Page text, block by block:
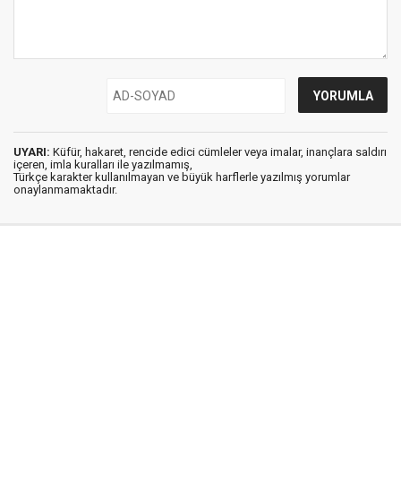
UYARI: Küfür, hakaret, rencide edici cümleler veya imalar, inançlara saldırı
içeren, imla kuralları ile yazılmamış,
Türkçe karakter kullanılmayan ve büyük harflerle yazılmış yorumlar
onaylanmamaktadır.